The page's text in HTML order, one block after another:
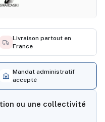
Livraison partout en
France
Mandat administratif
accepté
ou une collectivité